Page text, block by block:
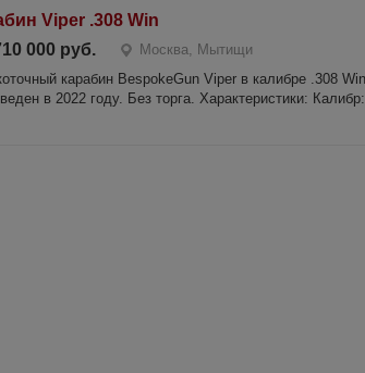
Viper .308 Win
000 руб.
Москва, Мытищи
карабин BespokeGun Viper в калибре .308
в 2022 году. Без торга. Характеристики: